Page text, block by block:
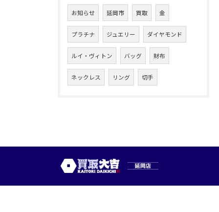
お知らせ 延岡市 買取 金
プラチナ ジュエリー ダイヤモンド
ルイ・ヴィトン バッグ 財布
ネックレス リング 切手